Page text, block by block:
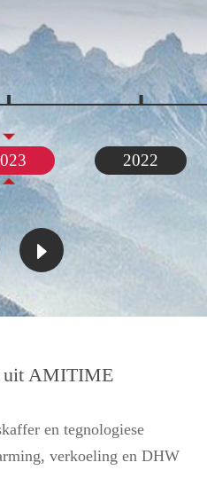
2022

uit AMITIME
en tegnologiese
verkoeling en DHW